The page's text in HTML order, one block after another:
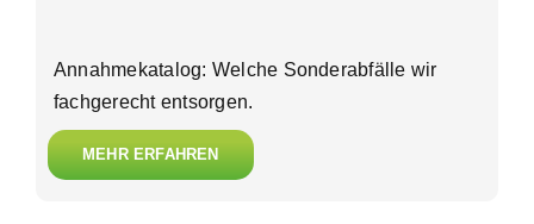
Annahmekatalog: Welche Sonderabfälle wir
fachgerecht entsorgen.
MEHR ERFAHREN